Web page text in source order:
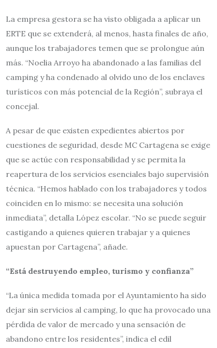
La empresa gestora se ha visto obligada a aplicar un
ERTE que se extenderá, al menos, hasta finales de año,
aunque los trabajadores temen que se prolongue aún
más. “Noelia Arroyo ha abandonado a las familias del
camping y ha condenado al olvido uno de los enclaves
turísticos con más potencial de la Región”, subraya el
concejal.
A pesar de que existen expedientes abiertos por
cuestiones de seguridad, desde MC Cartagena se exige
que se actúe con responsabilidad y se permita la
reapertura de los servicios esenciales bajo supervisión
técnica. “Hemos hablado con los trabajadores y todos
coinciden en lo mismo: se necesita una solución
inmediata”, detalla López escolar. “No se puede seguir
castigando a quienes quieren trabajar y a quienes
apuestan por Cartagena”, añade.
“Está destruyendo empleo, turismo y confianza”
“La única medida tomada por el Ayuntamiento ha sido
dejar sin servicios al camping, lo que ha provocado una
pérdida de valor de mercado y una sensación de
abandono entre los residentes”, indica el edil